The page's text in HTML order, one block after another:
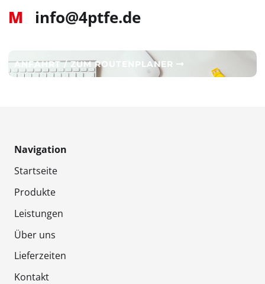
M
info@4ptfe.de
ANFAHRT / ZUM ROUTENPLANER
Navigation
Startseite
Produkte
Leistungen
Über uns
Lieferzeiten
Kontakt